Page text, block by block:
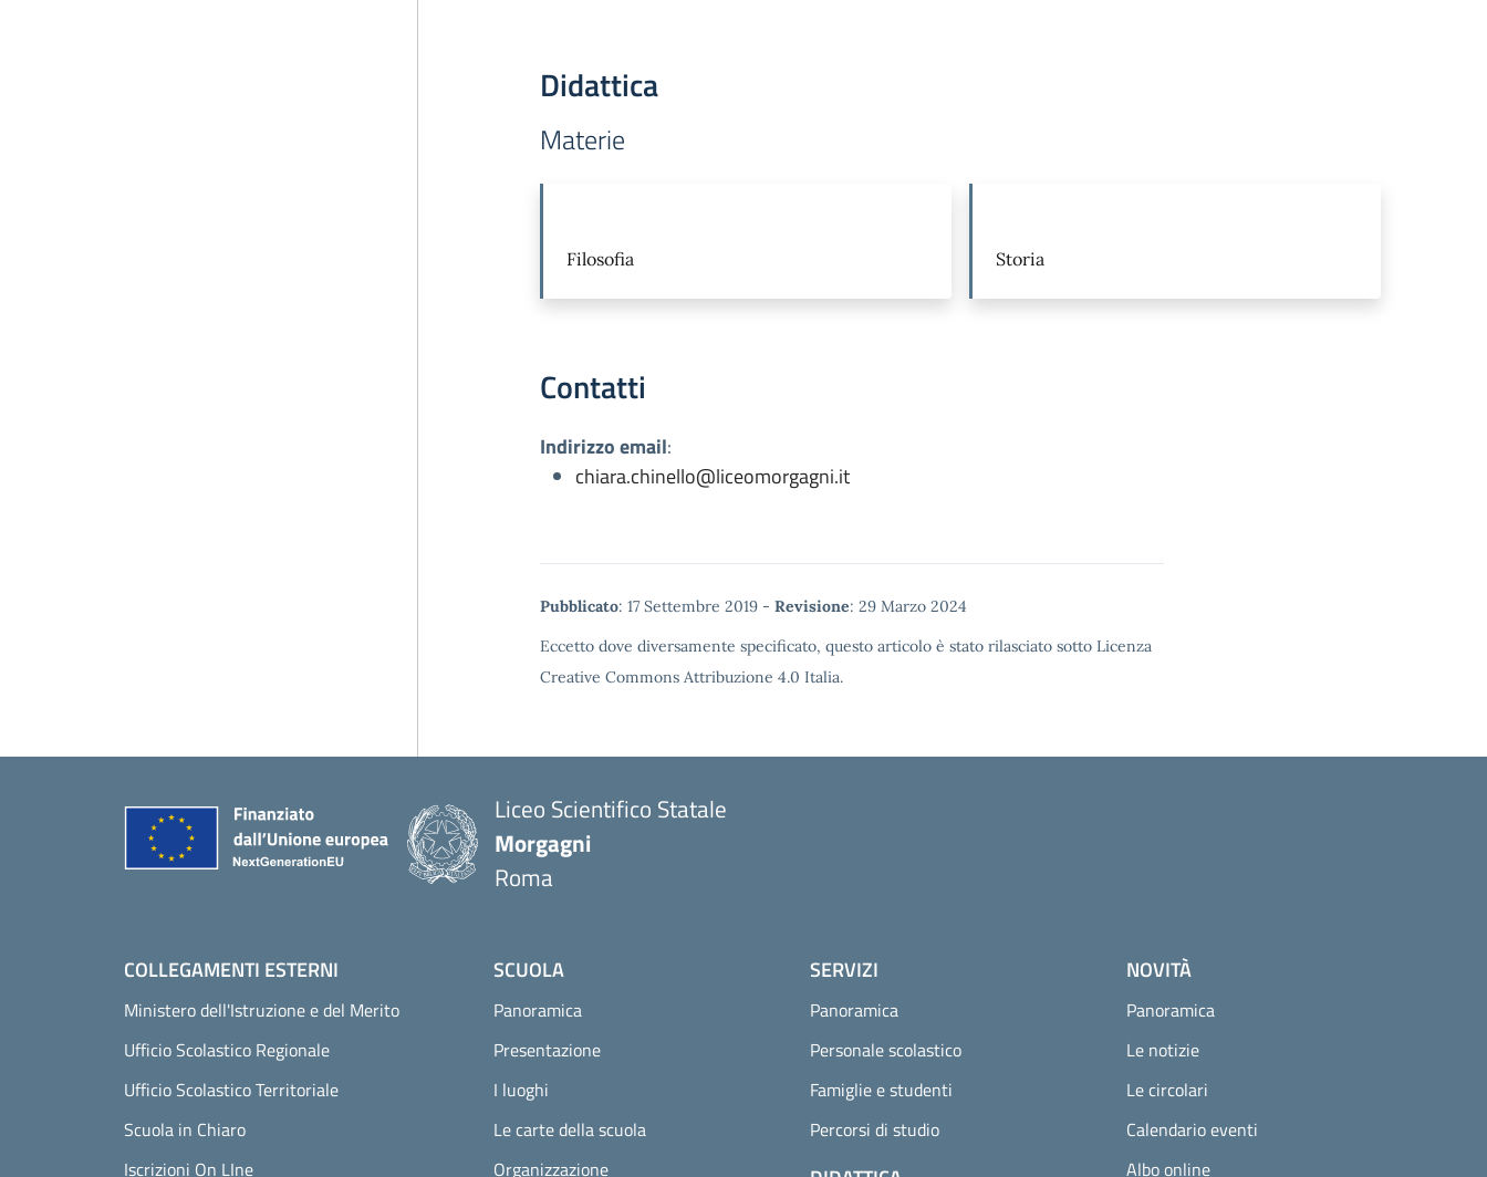
Didattica
Materie
Filosofia Storia
Contatti
Indirizzo email:
chiara.chinello@liceomorgagni.it
Metadata
Pubblicato: 17 Settembre 2019 - Revisione: 29 Marzo 2024
Eccetto dove diversamente specificato, questo articolo è stato rilasciato sotto Licenza
Creative Commons Attribuzione 4.0 Italia.
Liceo Scientifico Statale
Morgagni
Roma
COLLEGAMENTI ESTERNI
Ministero dell'Istruzione e del Merito
Ufficio Scolastico Regionale
Ufficio Scolastico Territoriale
Scuola in Chiaro
Iscrizioni On LIne
SCUOLA
Panoramica
Presentazione
I luoghi
Le carte della scuola
Organizzazione
SERVIZI
Panoramica
Personale scolastico
Famiglie e studenti
Percorsi di studio
NOVITÀ
Panoramica
Le notizie
Le circolari
Calendario eventi
Albo online